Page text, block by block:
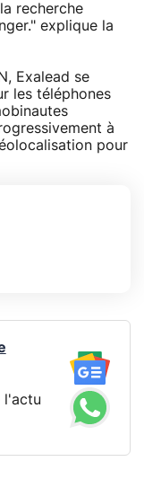
recherche
explique la
Exalead se
les téléphones
à
pour
l'actu